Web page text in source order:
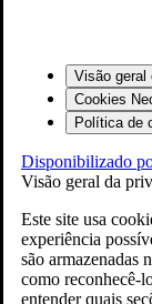
Visão geral
Cookies
Política de
Disponibilizado
Visão geral da
Este site usa
experiência
são armazenadas
como reconhecê-
entender quais